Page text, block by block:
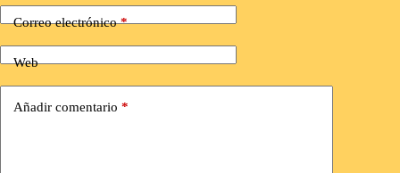
Correo electrónico*
Web
Añadir comentario *